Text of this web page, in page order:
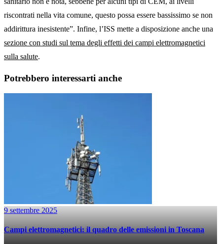
riscontrati nella vita comune, questo possa essere bassissimo se non
addirittura inesistente”. Infine, l’ISS mette a disposizione anche una
sezione con studi sul tema degli effetti dei campi elettromagnetici
sulla salute.
Potrebbero interessarti anche
9 settembre 2025
Campi elettromagnetici: il quadro delle emissioni in Toscana